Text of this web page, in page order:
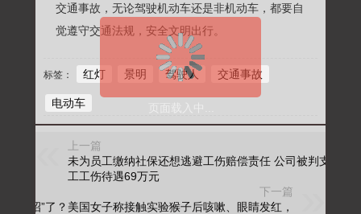
交通事故，无论驾驶机动车还是非机动车，都要自
觉遵守交通法规，安全文明出行。
标签： 红灯 景明 驾驶人 交通事故
电动车
上一篇
未为员工缴纳社保还想逃避工伤赔偿责任 公司被判支付员
工工伤待遇69万元
下一篇
真“中招”了？美国女子称接触实验猴子后咳嗽、眼睛发红，